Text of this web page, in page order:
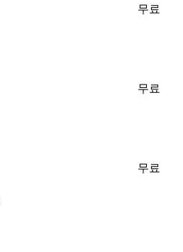
무료
무료
무료